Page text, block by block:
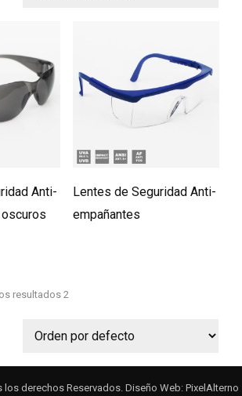
Anti-
Lentes de Seguridad Anti-
empañantes
resultados 2
derechos Reservados. Diseño Web: PixelAlterno